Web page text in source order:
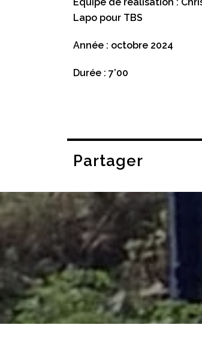
Lapo pour TBS
Année : octobre 2024
Durée : 7’00
Partager